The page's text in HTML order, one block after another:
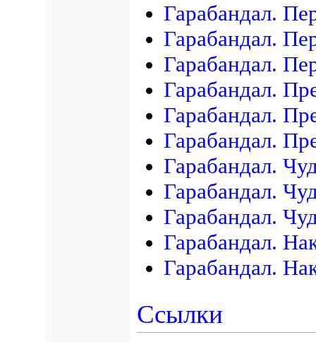
Гарабандал.
Гарабандал.
Гарабандал.
Гарабандал.
Гарабандал.
Гарабандал.
Гарабандал.
Гарабандал.
Гарабандал.
Гарабандал.
Гарабандал.
Ссылки